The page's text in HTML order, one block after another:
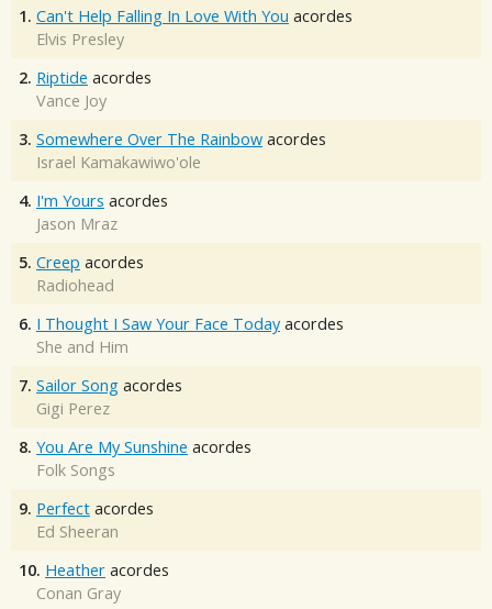
1. Can't Help Falling In Love With You acordes
Elvis Presley
2. Riptide acordes
Vance Joy
3. Somewhere Over The Rainbow acordes
Israel Kamakawiwo'ole
4. I'm Yours acordes
Jason Mraz
5. Creep acordes
Radiohead
6. I Thought I Saw Your Face Today acordes
She and Him
7. Sailor Song acordes
Gigi Perez
8. You Are My Sunshine acordes
Folk Songs
9. Perfect acordes
Ed Sheeran
10. Heather acordes
Conan Gray